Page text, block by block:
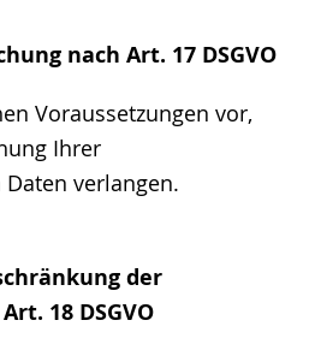
nach Art. 17 DSGVO
Voraussetzungen vor,
Ihrer
verlangen.
der
18 DSGVO